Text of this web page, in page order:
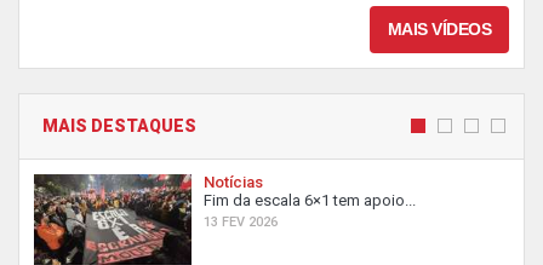
MAIS VÍDEOS
MAIS DESTAQUES
Notícias
Fim da escala 6×1 tem apoio...
13 FEV 2026